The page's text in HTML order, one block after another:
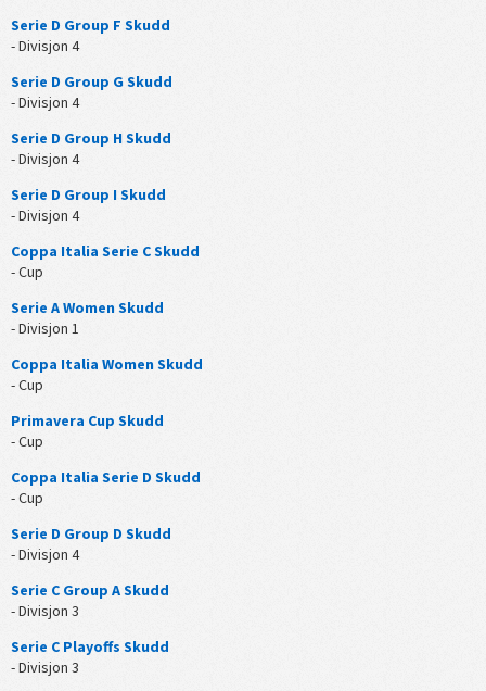
Serie D Group F Skudd
- Divisjon 4
Serie D Group G Skudd
- Divisjon 4
Serie D Group H Skudd
- Divisjon 4
Serie D Group I Skudd
- Divisjon 4
Coppa Italia Serie C Skudd
- Cup
Serie A Women Skudd
- Divisjon 1
Coppa Italia Women Skudd
- Cup
Primavera Cup Skudd
- Cup
Coppa Italia Serie D Skudd
- Cup
Serie D Group D Skudd
- Divisjon 4
Serie C Group A Skudd
- Divisjon 3
Serie C Playoffs Skudd
- Divisjon 3